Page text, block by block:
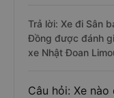
Trả lời: Xe đi Sân
Đồng được đánh
xe Nhật Đoan
Câu hỏi: Xe